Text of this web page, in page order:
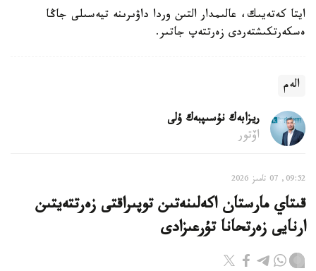
ايتا كەتەيىك، عالىمدار التىن وردا داۋىرىنە تيەسىلى جاڭا
ەسكەرتكىشتەردى زەرتتەپ جاتىر.
الەم
ريزابەك نۇسىپبەك ۇلى
اۆتور
09:52, 07 تامىز 2026
قىتاي مارستان اكەلىنەتىن توپىراقتى زەرتتەيتىن
ارنايى زەرتحانا تۇرعىزادى